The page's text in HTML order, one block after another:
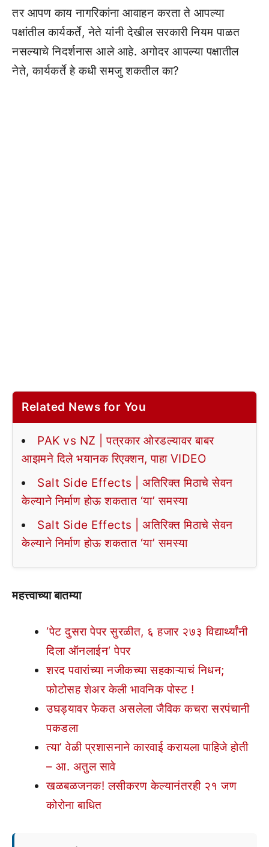
तर आपण काय नागरिकांना आवाहन करता ते आपल्या
पक्षांतील कार्यकर्ते, नेते यांनी देखील सरकारी नियम पाळत
नसल्याचे निदर्शनास आले आहे. अगोदर आपल्या पक्षातील
नेते, कार्यकर्ते हे कधी समजु शकतील का?
Related News for You
PAK vs NZ | पत्रकार ओरडल्यावर बाबर
आझमने दिले भयानक रिएक्शन, पाहा VIDEO
Salt Side Effects | अतिरिक्त मिठाचे सेवन
केल्याने निर्माण होऊ शकतात ‘या’ समस्या
Salt Side Effects | अतिरिक्त मिठाचे सेवन
केल्याने निर्माण होऊ शकतात ‘या’ समस्या
महत्त्वाच्या बातम्या
‘पेट दुसरा पेपर सुरळीत, ६ हजार २७३ विद्यार्थ्यांनी
दिला ऑनलाईन‘ पेपर
शरद पवारांच्या नजीकच्या सहकाऱ्याचं निधन;
फोटोसह शेअर केली भावनिक पोस्ट !
उघड्यावर फेकत असलेला जैविक कचरा सरपंचानी
पकडला
त्या’ वेळी प्रशासनाने कारवाई करायला पाहिजे होती
– आ. अतुल सावे
खळबळजनक! लसीकरण केल्यानंतरही २१ जण
कोरोना बाधित